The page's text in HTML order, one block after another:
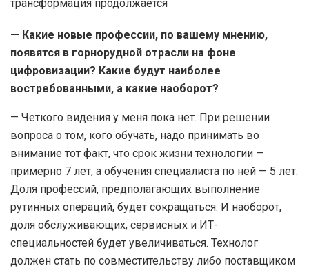
— Какие новые профессии, по вашему мнению,
появятся в горнорудной отрасли на фоне
цифровизации? Какие будут наиболее
востребованными, а какие наоборот?
— Четкого видения у меня пока нет. При решении
вопроса о том, кого обучать, надо принимать во
внимание тот факт, что срок жизни технологии —
примерно 7 лет, а обучения специалиста по ней — 5 лет.
Доля профессий, предполагающих выполнение
рутинных операций, будет сокращаться. И наоборот,
доля обслуживающих, сервисных и ИТ-
специальностей будет увеличиваться. Технолог
должен стать по совместительству либо поставщиком